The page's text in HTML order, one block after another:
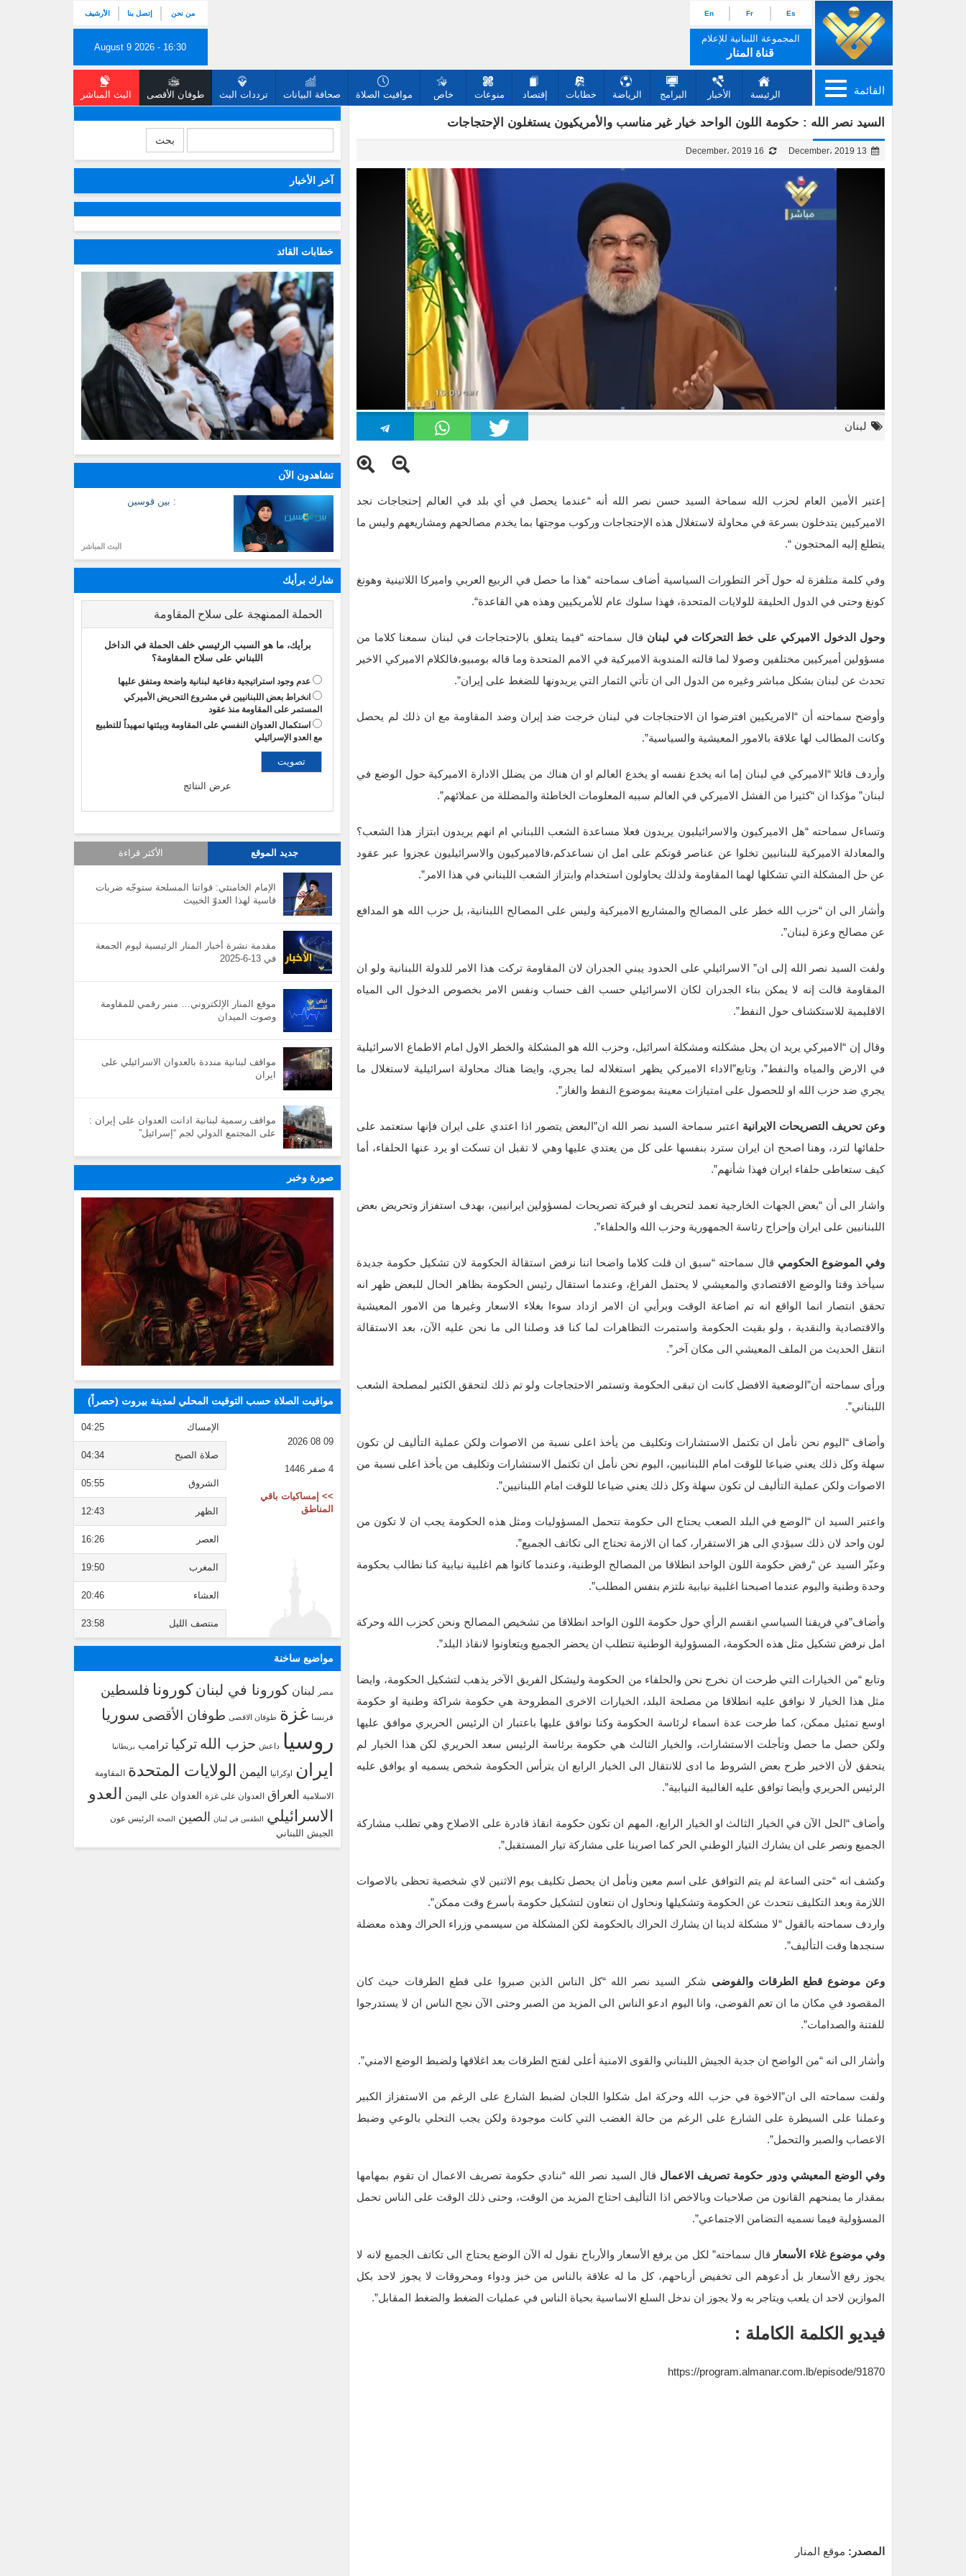
Es
Fr
En
المجموعة اللبنانية للإعلام
قناة المنار
من نحن إتصل بنا الأرشيف
August 9 2026 - 16:30
القائمة الرئيسة الأخبار البرامج الرياضة خطابات إقتصاد منوعات خاص مواقيت الصلاة صحافة البيانات ترددات البث طوفان الأقصى البث المباشر
السيد نصر الله : حكومة اللون الواحد خيار غير مناسب والأمريكيون يستغلون الإحتجاجات
لبنان
إعتبر الأمين العام لحزب الله سماحة السيد حسن نصر الله أنه “عندما يحصل في أي بلد في العالم إحتجاجات نجد
الاميركيين يتدخلون بسرعة في محاولة لاستغلال هذه الإحتجاجات وركوب موجتها بما يخدم مصالحهم ومشاريعهم وليس ما
يتطلع إليه المحتجون “.
وفي كلمة متلفزة له حول آخر التطورات السياسية أضاف سماحته “هذا ما حصل في الربيع العربي واميركا اللاتينية وهونغ
كونغ وحتى في الدول الحليفة للولايات المتحدة، فهذا سلوك عام للأمريكيين وهذه هي القاعدة“.
وحول الدخول الاميركي على خط التحركات في لبنان قال سماحته “فيما يتعلق بالإحتجاجات في لبنان سمعنا كلاما من
مسؤولين أميركيين مختلفين وصولا لما قالته المندوبة الاميركية في الامم المتحدة وما قاله بومبيو،فالكلام الاميركي الاخير
تحدث عن لبنان بشكل مباشر وغيره من الدول الى ان تأتي الثمار التي يريدونها للضغط على إيران”.
وأوضح سماحته أن “الامريكيين افترضوا ان الاحتجاجات في لبنان خرجت ضد إيران وضد المقاومة مع ان ذلك لم يحصل
وكانت المطالب لها علاقة بالامور المعيشية والسياسية”.
وأردف قائلا “الاميركي في لبنان إما انه يخدع نفسه او يخدع العالم او ان هناك من يضلل الادارة الاميركية حول الوضع في
لبنان” مؤكدا ان “كثيرا من الفشل الاميركي في العالم سببه المعلومات الخاطئة والمضللة من عملائهم”.
وتساءل سماحته “هل الاميركيون والاسرائيليون يريدون فعلا مساعدة الشعب اللبناني ام انهم يريدون ابتزاز هذا الشعب؟
والمعادلة الاميركية للبنانيين تخلوا عن عناصر قوتكم على امل ان نساعدكم،فالاميركيون والاسرائيليون عجزوا عبر عقود
عن حل المشكلة التي تشكلها لهما المقاومة ولذلك يحاولون استخدام وابتزاز الشعب اللبناني في هذا الامر”.
وأشار الى ان “حزب الله خطر على المصالح والمشاريع الاميركية وليس على المصالح اللبنانية، بل حزب الله هو المدافع
عن مصالح وعزة لبنان”.
ولفت السيد نصر الله إلى ان” الاسرائيلي على الحدود يبني الجدران لان المقاومة تركت هذا الامر للدولة اللبنانية ولو ان
المقاومة قالت إنه لا يمكن بناء الجدران لكان الاسرائيلي حسب الف حساب ونفس الامر بخصوص الدخول الى المياه
الاقليمية للاستكشاف حول النفط”.
وقال إن “الاميركي يريد ان يحل مشكلته ومشكلة اسرائيل، وحزب الله هو المشكلة والخطر الاول امام الاطماع الاسرائيلية
في الارض والمياه والنفط”، وتابع”الاداء الاميركي يظهر استغلاله لما يجري، وايضا هناك محاولة اسرائيلية لاستغلال ما
يجري ضد حزب الله او للحصول على امتيازات معينة بموضوع النفط والغاز”.
وعن تحريف التصريحات الايرانية اعتبر سماحة السيد نصر الله ان”البعض يتصور اذا اعتدي على ايران فإنها ستعتمد على
حلفائها لترد، وهنا اصحح ان ايران سترد بنفسها على كل من يعتدي عليها وهي لا تقبل ان تسكت او يرد عنها الحلفاء، أما
كيف ستعاطى حلفاء ايران فهذا شأنهم”.
واشار الى أن “بعض الجهات الخارجية تعمد لتحريف او فبركة تصريحات لمسؤولين ايرانيين، بهدف استفزاز وتحريض بعض
اللبنانيين على ايران وإحراج رئاسة الجمهورية وحزب الله والحلفاء”.
وفي الموضوع الحكومي قال سماحته “سبق ان قلت كلاما واضحا اننا نرفض استقالة الحكومة لان تشكيل حكومة جديدة
سيأخذ وقتا والوضع الاقتصادي والمعيشي لا يحتمل الفراغ، وعندما استقال رئيس الحكومة بظاهر الحال للبعض ظهر انه
تحقق انتصار انما الواقع انه تم اضاعة الوقت وبرأيي ان الامر ازداد سوءا بغلاء الاسعار وغيرها من الامور المعيشية
والاقتصادية والنقدية ، ولو بقيت الحكومة واستمرت التظاهرات لما كنا قد وصلنا الى ما نحن عليه الآن، بعد الاستقالة
انتقل الحديث من الملف المعيشي الى مكان آخر”.
ورأى سماحته أن”الوضعية الافضل كانت ان تبقى الحكومة وتستمر الاحتجاجات ولو تم ذلك لتحقق الكثير لمصلحة الشعب
اللبناني”.
وأضاف “اليوم نحن نأمل ان تكتمل الاستشارات وتكليف من يأخذ اعلى نسبة من الاصوات ولكن عملية التأليف لن تكون
سهلة وكل ذلك يعني ضياعا للوقت امام اللبنانيين، اليوم نحن نأمل ان تكتمل الاستشارات وتكليف من يأخذ اعلى نسبة من
الاصوات ولكن عملية التأليف لن تكون سهلة وكل ذلك يعني ضياعا للوقت امام اللبنانيين”.
واعتبر السيد ان “الوضع في البلد الصعب يحتاج الى حكومة تتحمل المسؤوليات ومثل هذه الحكومة يجب ان لا تكون من
لون واحد لان ذلك سيؤدي الى هز الاستقرار، كما ان الازمة تحتاج الى تكاتف الجميع”.
وعبّر السيد عن “رفض حكومة اللون الواحد انطلاقا من المصالح الوطنية، وعندما كانوا هم اغلبية نيابية كنا نطالب بحكومة
وحدة وطنية واليوم عندما اصبحنا اغلبية نيابية نلتزم بنفس المطلب”.
وأضاف”في فريقنا السياسي انقسم الرأي حول حكومة اللون الواحد انطلاقا من تشخيص المصالح ونحن كحزب الله وحركة
امل نرفض تشكيل مثل هذه الحكومة، المسؤولية الوطنية تتطلب ان يحضر الجميع ويتعاونوا لانقاذ البلد”.
وتابع “من الخيارات التي طرحت ان نخرج نحن والحلفاء من الحكومة وليشكل الفريق الآخر يذهب لتشكيل الحكومة، وايضا
مثل هذا الخيار لا نوافق عليه انطلاقا من مصلحة البلد، الخيارات الاخرى المطروحة هي حكومة شراكة وطنية او حكومة
اوسع تمثيل ممكن، كما طرحت عدة اسماء لرئاسة الحكومة وكنا نوافق عليها باعتبار ان الرئيس الحريري موافق عليها
ولكن حصل ما حصل وتأجلت الاستشارات، والخيار الثالث هي حكومة برئاسة الرئيس سعد الحريري لكن هذا الخيار لم
يتحقق لأن الاخير طرح بعض الشروط ما ادى للانتقال الى الخيار الرابع ان يترأس الحكومة شخص يسميه او يوافق عليه
الرئيس الحريري وأيضا توافق عليه الغالبية النيابية”.
وأضاف “الحل الآن في الخيار الثالث او الخيار الرابع، المهم ان تكون حكومة انقاذ قادرة على الاصلاح وهي تطلب مشاركة
الجميع ونصر على ان يشارك التيار الوطني الحر كما اصرينا على مشاركة تيار المستقبل”.
وكشف انه “حتى الساعة لم يتم التوافق على اسم معين ونأمل ان يحصل تكليف يوم الاثنين لاي شخصية تحظى بالاصوات
اللازمة وبعد التكليف نتحدث عن الحكومة وتشكيلها ونحاول ان نتعاون لتشكيل حكومة بأسرع وقت ممكن”.
واردف سماحته بالقول “لا مشكلة لدينا ان يشارك الحراك بالحكومة لكن المشكلة من سيسمي وزراء الحراك وهذه معضلة
سنجدها وقت التأليف”.
وعن موضوع قطع الطرقات والفوضى شكر السيد نصر الله “كل الناس الذين صبروا على قطع الطرقات حيث كان
المقصود في مكان ما ان تعم الفوضى، وانا اليوم ادعو الناس الى المزيد من الصبر وحتى الآن نجح الناس ان لا يستدرجوا
للفتنة والصدامات”.
وأشار الى انه “من الواضح ان جدية الجيش اللبناني والقوى الامنية أعلى لفتح الطرقات بعد اغلاقها ولضبط الوضع الامني”.
ولفت سماحته الى ان”الاخوة في حزب الله وحركة امل شكلوا اللجان لضبط الشارع على الرغم من الاستفزاز الكبير
وعملنا على السيطرة على الشارع على الرغم من حالة الغضب التي كانت موجودة ولكن يجب التحلي بالوعي وضبط
الاعصاب والصبر والتحمل”.
وفي الوضع المعيشي ودور حكومة تصريف الاعمال قال السيد نصر الله “ننادي حكومة تصريف الاعمال ان تقوم بمهامها
بمقدار ما يمنحهم القانون من صلاحيات وبالاخص اذا التأليف احتاج المزيد من الوقت، وحتى ذلك الوقت على الناس تحمل
المسؤولية فيما نسميه التضامن الاجتماعي”.
وفي موضوع غلاء الأسعار قال سماحته” لكل من يرفع الأسعار والأرباح نقول له الآن الوضع يحتاج الى تكاتف الجميع لانه لا
يجوز رفع الأسعار بل أدعوهم الى تخفيض أرباحهم، كل ما له علاقة بالناس من خبز ودواء ومحروقات لا يجوز لاحد بكل
الموازين لاحد ان يلعب ويتاجر به ولا يجوز ان ندخل السلع الاساسية بحياة الناس في عمليات الضغط والضغط المقابل”.
فيديو الكلمة الكاملة :
https://program.almanar.com.lb/episode/91870
المصدر: موقع المنار
بحث
آخر الأخبار
خطابات القائد
تشاهدون الآن
: بين قوسين
البث المباشر
شارك برأيك
الحملة الممنهجة على سلاح المقاومة
برأيك، ما هو السبب الرئيسي خلف الحملة في الداخل
اللبناني على سلاح المقاومة؟
عدم وجود استراتيجية دفاعية لبنانية واضحة ومتفق عليها
انخراط بعض اللبنانيين في مشروع التحريض الأميركي
المستمر على المقاومة منذ عقود
استكمال العدوان النفسي على المقاومة وبيئتها تمهيداً للتطبيع
مع العدو الإسرائيلي
عرض النتائج
جديد الموقع الأكثر قراءة
الإمام الخامنئي: قواتنا المسلحة ستوجّه ضربات
قاسية لهذا العدوّ الخبيث
مقدمة نشرة أخبار المنار الرئيسية ليوم الجمعة
في 13-6-2025
موقع المنار الإلكتروني… منبر رقمي للمقاومة
وصوت الميدان
مواقف لبنانية منددة بالعدوان الاسرائيلي على
ايران
مواقف رسمية لبنانية ادانت العدوان على إيران :
على المجتمع الدولي لجم “إسرائيل”
صورة وخبر
مواقيت الصلاة حسب التوقيت المحلي لمدينة بيروت (حصراً)
09 08 2026
4 صفر 1446
>> إمساكيات باقي
المناطق
الإمساك 04:25
صلاة الصبح 04:34
الشروق 05:55
الظهر 12:43
العصر 16:26
المغرب 19:50
العشاء 20:46
منتصف الليل 23:58
مواضيع ساخنة
مصر لبنان كورونا في لبنان كورونا فلسطين
فرنسا غزة طوفان الاقصى طوفان الأقصى سوريا
روسيا داعش حزب الله تركيا ترامب بريطانيا
ايران اوكرانيا اليمن الولايات المتحدة المقاومة
الاسلامية العراق العدوان على غزة العدوان على اليمن العدو
الاسرائيلي الطقس في لبنان الصين الصحة الرئيس عون
الجيش اللبناني